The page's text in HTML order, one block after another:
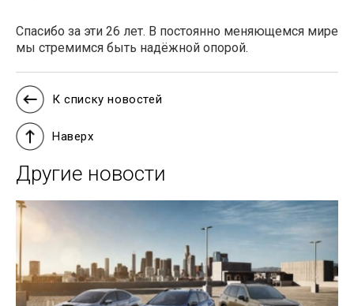
Спасибо за эти 26 лет. В постоянно меняющемся мире
мы стремимся быть надёжной опорой.
К списку новостей
Наверх
Другие новости